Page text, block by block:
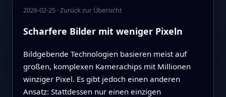
2026-02-25·Zurück zur Übersicht
Scharfere Bilder mit weniger Pixeln
Bildgebende Technologien basieren meist auf
großen, komplexen Kamerachips mit Millionen
winziger Pixel. Es gibt jedoch einen anderen
Ansatz: Stattdessen nur einen einzigen